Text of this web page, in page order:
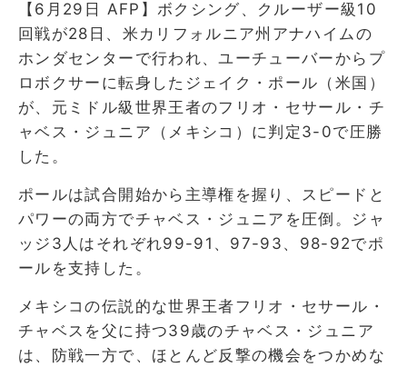
【6月29日 AFP】ボクシング、クルーザー級10
回戦が28日、米カリフォルニア州アナハイムの
ホンダセンターで行われ、ユーチューバーからプ
ロボクサーに転身したジェイク・ポール（米国）
が、元ミドル級世界王者のフリオ・セサール・チ
ャベス・ジュニア（メキシコ）に判定3-0で圧勝
した。
ポールは試合開始から主導権を握り、スピードと
パワーの両方でチャベス・ジュニアを圧倒。ジャ
ッジ3人はそれぞれ99-91、97-93、98-92でポ
ールを支持した。
メキシコの伝説的な世界王者フリオ・セサール・
チャベスを父に持つ39歳のチャベス・ジュニア
は、防戦一方で、ほとんど反撃の機会をつかめな